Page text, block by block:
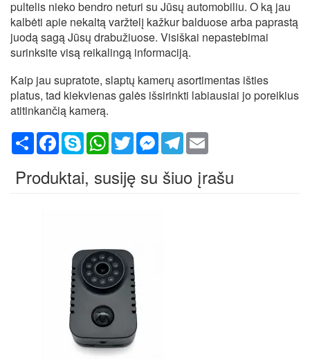
pultelis nieko bendro neturi su Jūsų automobiliu. O ką jau
kalbėti apie nekaltą varžtelį kažkur balduose arba paprastą
juodą sagą Jūsų drabužiuose. Visiškai nepastebimai
surinksite visą reikalingą informaciją.
Kaip jau supratote, slaptų kamerų asortimentas išties
platus, tad kiekvienas galės išsirinkti labiausiai jo poreikius
atitinkančią kamerą.
ShareFacebook
SkypeWhatsApp
TwitterMessenger
Telegram
Produktai, susiję su šiuo įrašu